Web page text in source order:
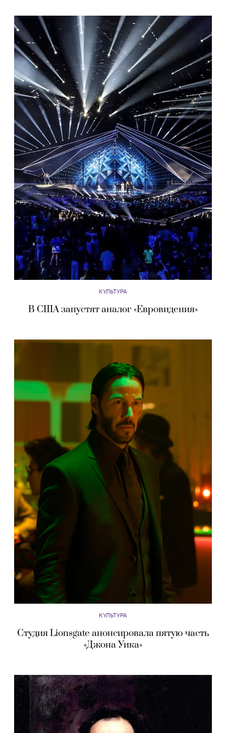
КУЛЬТУРА
В США запустят аналог «Евровидения»
КУЛЬТУРА
Студия Lionsgate анонсировала пятую часть
«Джона Уика»